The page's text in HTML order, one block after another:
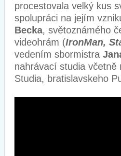
procestovala velký kus
spolupráci na jejím
Becka, světoznámého
videohrám (IronMan,
vedením sbormistra
nahrávací studia včetně
Studia, bratislavskeho